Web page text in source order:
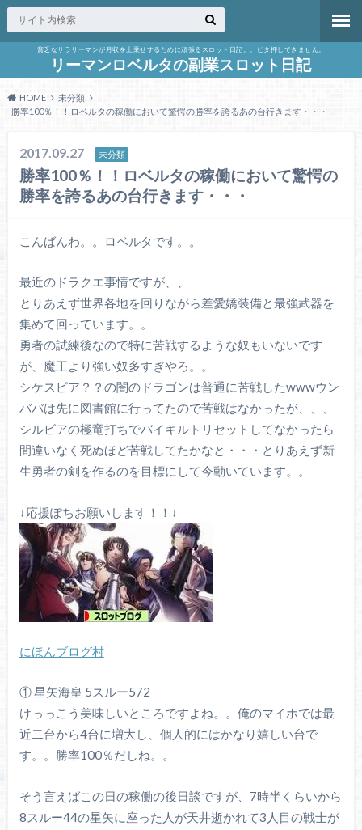
貧乏なサラリーマンが月収を上乗せするために頑張るスロット日記。。ビタ押しできません。
リーマンロベルタの副業スロット日記
HOME
未分類
勝率100％！！ロベルタの稼働において驚愕の勝率を誇るあの台行きます・・・
2017.09.27 未分類
勝率100％！！ロベルタの稼働において驚愕の
勝率を誇るあの台行きます・・・
こんばんわ。。ロベルタです。。
最近のドラクエ事情ですが、、
とりあえず世界各地を回りながら差愛嬌装備と最強武器を
集めて回っています。。
勇者の試練後なので特に苦戦するような奴もいないです
が、魔王より強い奴多すぎやろ。。
シケスピア？？の闇のドラゴンは普通に苦戦したwwwウン
ババは先に図書館に行ってたので苦戦はなかったが、、、
シルビアの極竜打ちでバイキルトリセットしてなかったら
間違いなく死ぬほど苦戦してたかなと・・・とりあえず新
生勇者の剣を作るのを目標にして今動いています。。
↓応援ぽちお願いします！！↓
にほんブログ村
① 星矢海皇 5スルー572
けっっこう美味しいところですよね。。俺のマイホでは最
近二台から4台に増大し、個人的にはかなり嬉しい台で
す。。勝率100％だしね。。
そう言えばこの日の稼働の後日談ですが、7時半くらいから
8スルー44の星矢に座った人が天井逝かれて3人目の戦士が